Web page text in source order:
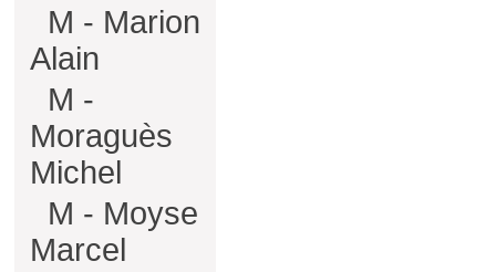
M - Marion
Alain
M -
Moraguès
Michel
M - Moyse
Marcel